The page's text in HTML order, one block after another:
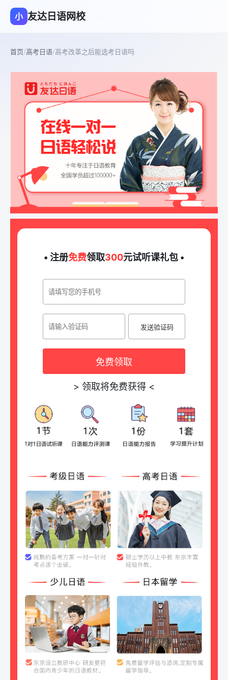
小 友达日语网校
首页/高考日语/高考改革之后能选考日语吗
• 注册免费领取300元试听课礼包 •
发送验证码
免费领取
> 领取将免费获得 <